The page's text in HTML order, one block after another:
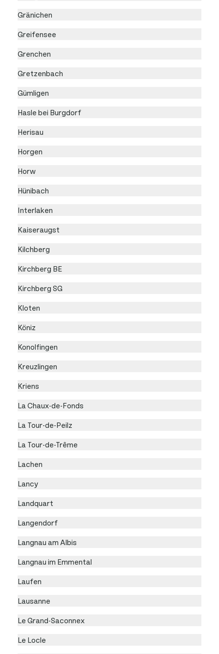
Gränichen
Greifensee
Grenchen
Gretzenbach
Gümligen
Hasle bei Burgdorf
Herisau
Horgen
Horw
Hünibach
Interlaken
Kaiseraugst
Kilchberg
Kirchberg BE
Kirchberg SG
Kloten
Köniz
Konolfingen
Kreuzlingen
Kriens
La Chaux-de-Fonds
La Tour-de-Peilz
La Tour-de-Trême
Lachen
Lancy
Landquart
Langendorf
Langnau am Albis
Langnau im Emmental
Laufen
Lausanne
Le Grand-Saconnex
Le Locle